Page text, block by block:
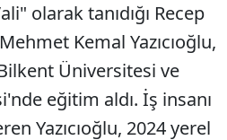
olarak tanıdığı Recep
Kemal Yazıcıoğlu,
Üniversitesi ve
eğitim aldı. İş insanı
Yazıcıoğlu, 2024 yerel